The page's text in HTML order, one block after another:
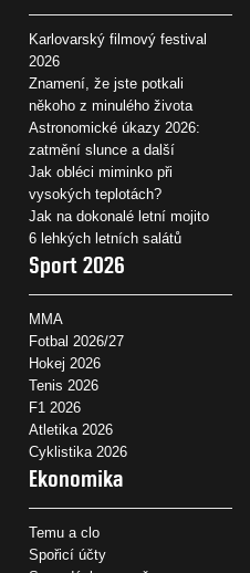
Karlovarský filmový festival
2026
Znamení, že jste potkali
někoho z minulého života
Astronomické úkazy 2026:
zatmění slunce a další
Jak obléci miminko při
vysokých teplotách?
Jak na dokonalé letní mojito
6 lehkých letních salátů
Sport 2026
MMA
Fotbal 2026/27
Hokej 2026
Tenis 2026
F1 2026
Atletika 2026
Cyklistika 2026
Ekonomika
Temu a clo
Spořicí účty